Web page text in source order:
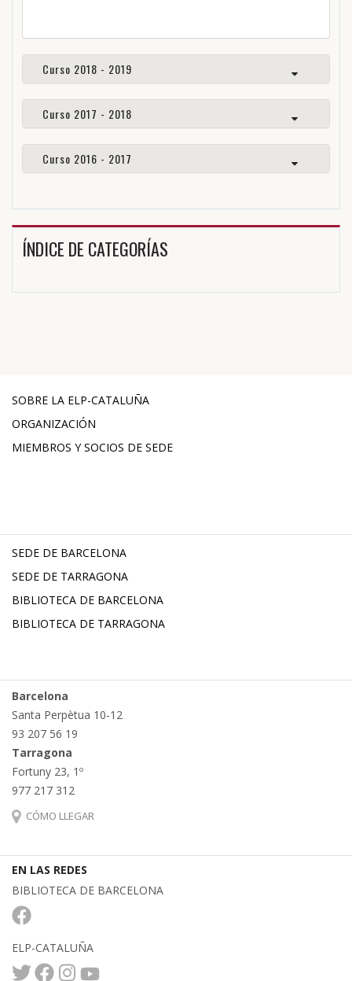
Curso 2018 - 2019
Curso 2017 - 2018
Curso 2016 - 2017
ÍNDICE DE CATEGORÍAS
SOBRE LA ELP-CATALUÑA
ORGANIZACIÓN
MIEMBROS Y SOCIOS DE SEDE
SEDE DE BARCELONA
SEDE DE TARRAGONA
BIBLIOTECA DE BARCELONA
BIBLIOTECA DE TARRAGONA
Barcelona
Santa Perpètua 10-12
93 207 56 19
Tarragona
Fortuny 23, 1º
977 217 312
CÓMO LLEGAR
EN LAS REDES
BIBLIOTECA DE BARCELONA
ELP-CATALUÑA